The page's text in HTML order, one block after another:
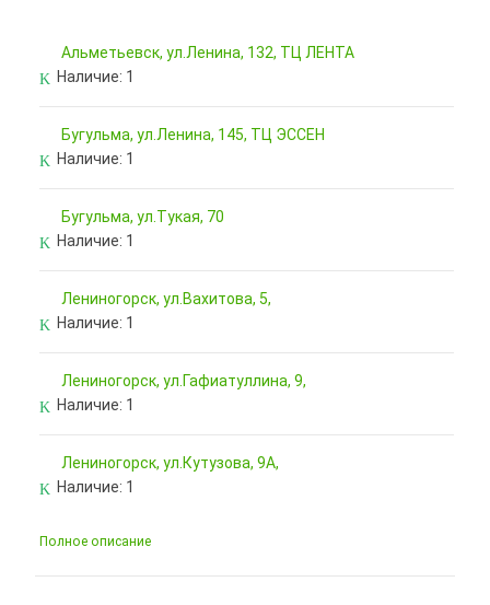
Альметьевск, ул.Ленина, 132, ТЦ ЛЕНТА
Наличие: 1
Бугульма, ул.Ленина, 145, ТЦ ЭССЕН
Наличие: 1
Бугульма, ул.Тукая, 70
Наличие: 1
Лениногорск, ул.Вахитова, 5,
Наличие: 1
Лениногорск, ул.Гафиатуллина, 9,
Наличие: 1
Лениногорск, ул.Кутузова, 9А,
Наличие: 1
Полное описание